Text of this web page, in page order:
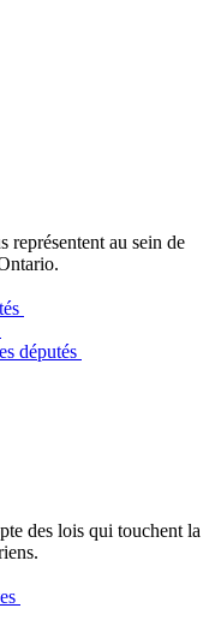
représentent au sein de
députés
des lois qui touchent la